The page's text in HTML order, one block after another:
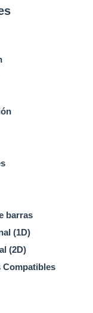
barras
(1D)
(2D)
Compatibles